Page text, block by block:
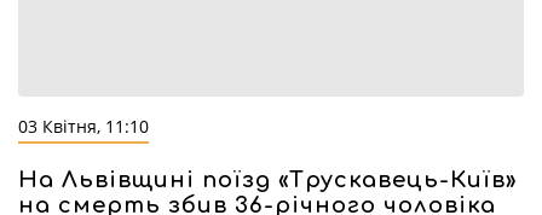
03 Квітня, 11:10
На Львівщині поїзд «Трускавець-Київ»
на смерть збив 36-річного чоловіка